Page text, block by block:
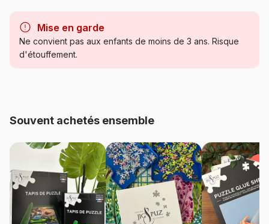
Catégorie
Provenance Pologne
Trefl-10297
EAN 5900511102970
Nombre de pièces 1000 pièces
Mise en garde
Ne convient pas aux enfants de moins de 3 ans. Risque
d'étouffement.
Souvent achetés ensemble